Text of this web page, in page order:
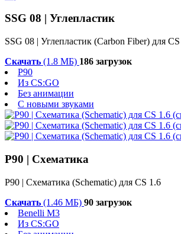
SSG 08 | Углепластик
SSG 08 | Углепластик (Carbon Fiber) для
Скачать (1.8 МБ) 186 загрузок
P90
Из CS:GO
Без анимации
С новыми звуками
P90 | Схематика
P90 | Схематика (Schematic) для CS 1.6
Скачать (1.46 МБ) 90 загрузок
Benelli M3
Из CS:GO